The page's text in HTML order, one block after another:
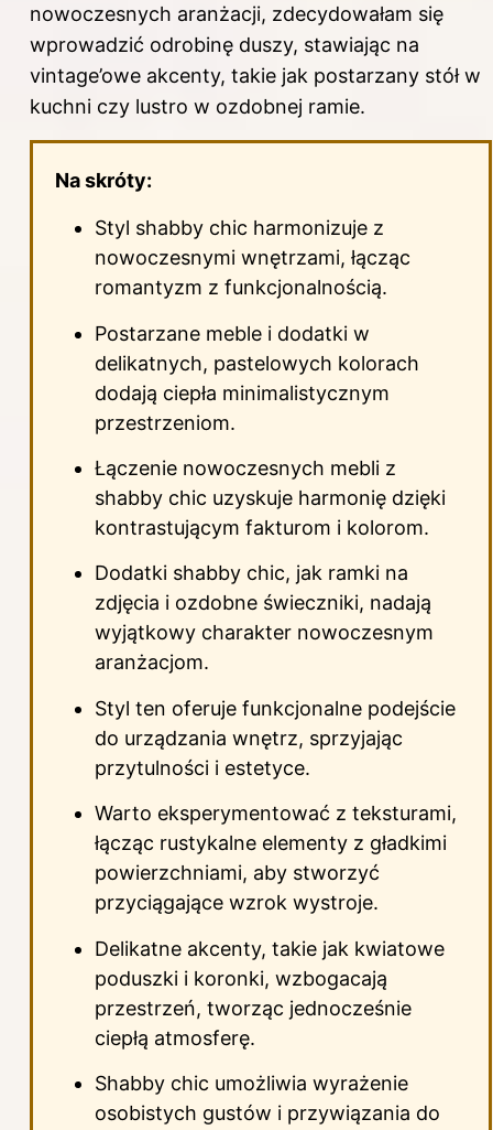
nowoczesnych aranżacji, zdecydowałam się
wprowadzić odrobinę duszy, stawiając na
vintage’owe akcenty, takie jak postarzany stół w
kuchni czy lustro w ozdobnej ramie.
Na skróty:
Styl shabby chic harmonizuje z
nowoczesnymi wnętrzami, łącząc
romantyzm z funkcjonalnością.
Postarzane meble i dodatki w
delikatnych, pastelowych kolorach
dodają ciepła minimalistycznym
przestrzeniom.
Łączenie nowoczesnych mebli z
shabby chic uzyskuje harmonię dzięki
kontrastującym fakturom i kolorom.
Dodatki shabby chic, jak ramki na
zdjęcia i ozdobne świeczniki, nadają
wyjątkowy charakter nowoczesnym
aranżacjom.
Styl ten oferuje funkcjonalne podejście
do urządzania wnętrz, sprzyjając
przytulności i estetyce.
Warto eksperymentować z teksturami,
łącząc rustykalne elementy z gładkimi
powierzchniami, aby stworzyć
przyciągające wzrok wystroje.
Delikatne akcenty, takie jak kwiatowe
poduszki i koronki, wzbogacają
przestrzeń, tworząc jednocześnie
ciepłą atmosferę.
Shabby chic umożliwia wyrażenie
osobistych gustów i przywiązania do